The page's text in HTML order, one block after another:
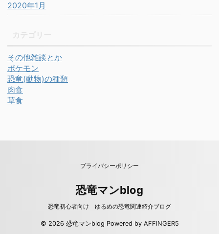
2020年1月
その他雑談とか
ポケモン
恐竜(動物)の種類
肉食
草食
プライバシーポリシー
恐竜マンblog
恐竜初心者向け ゆるめの恐竜関連紹介ブログ
© 2026 恐竜マンblog Powered by AFFINGER5